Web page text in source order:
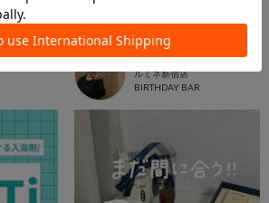
【うるツヤ速乾】ツヤモイストドライヤー✨
2026.06.26
YUKA
ルミネ新宿店
BIRTHDAY BAR